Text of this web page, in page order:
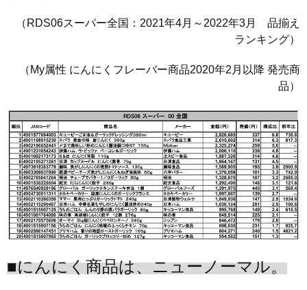
（RDS06スーパー全国：2021年4月～2022年3月 品揃え
ランキング）
（My属性 にんにくフレーバー商品2020年2月以降 発売商
品）
■にんにく商品は、ニューノーマル。